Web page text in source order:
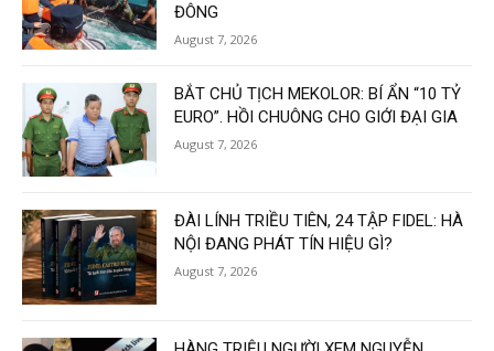
ĐÔNG
August 7, 2026
BẮT CHỦ TỊCH MEKOLOR: BÍ ẨN “10 TỶ
EURO”. HỒI CHUÔNG CHO GIỚI ĐẠI GIA
August 7, 2026
ĐÀI LÍNH TRIỀU TIÊN, 24 TẬP FIDEL: HÀ
NỘI ĐANG PHÁT TÍN HIỆU GÌ?
August 7, 2026